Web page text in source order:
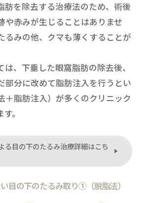
肪を除去する治療法のため、術後
や赤みが生じることはありませ
るみの他、クマも薄くすることが
は、下垂した眼窩脂肪の除去後、
部分に改めて脂肪注入を行うとい
＋脂肪注入）が多くのクリニック
。
る目の下のたるみ治療詳細はこち
目の下のたるみ取り①（脱脂法）